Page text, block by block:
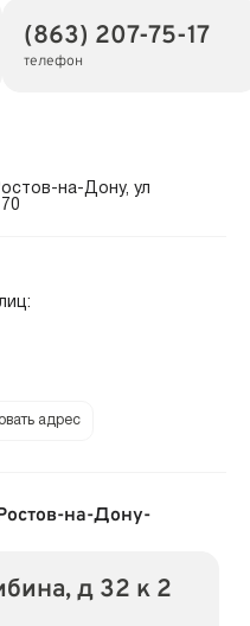
(863) 207-75-17
телефон
на-Дону, ул
адрес
на-Дону-
д 32 к 2